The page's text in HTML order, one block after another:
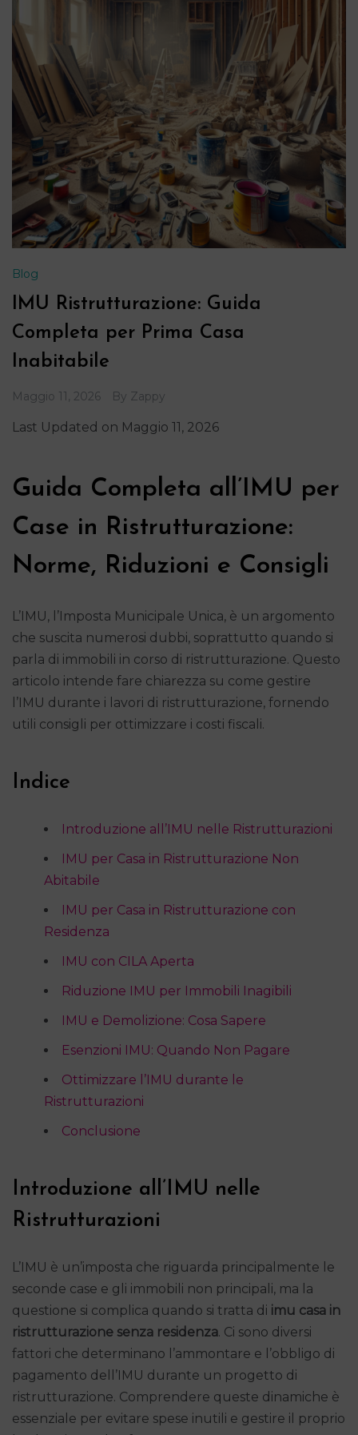
Blog
IMU Ristrutturazione: Guida
Completa per Prima Casa
Inabitabile
Maggio 11, 2026 By Zappy
Last Updated on Maggio 11, 2026
Guida Completa all’IMU per
Case in Ristrutturazione:
Norme, Riduzioni e Consigli
L’IMU, l’Imposta Municipale Unica, è un argomento
che suscita numerosi dubbi, soprattutto quando si
parla di immobili in corso di ristrutturazione. Questo
articolo intende fare chiarezza su come gestire
l’IMU durante i lavori di ristrutturazione, fornendo
utili consigli per ottimizzare i costi fiscali.
Indice
Introduzione all’IMU nelle Ristrutturazioni
IMU per Casa in Ristrutturazione Non
Abitabile
IMU per Casa in Ristrutturazione con
Residenza
IMU con CILA Aperta
Riduzione IMU per Immobili Inagibili
IMU e Demolizione: Cosa Sapere
Esenzioni IMU: Quando Non Pagare
Ottimizzare l’IMU durante le
Ristrutturazioni
Conclusione
Introduzione all’IMU nelle
Ristrutturazioni
L’IMU è un’imposta che riguarda principalmente le
seconde case e gli immobili non principali, ma la
questione si complica quando si tratta di imu casa in
ristrutturazione senza residenza. Ci sono diversi
fattori che determinano l’ammontare e l’obbligo di
pagamento dell’IMU durante un progetto di
ristrutturazione. Comprendere queste dinamiche è
essenziale per evitare spese inutili e gestire il proprio